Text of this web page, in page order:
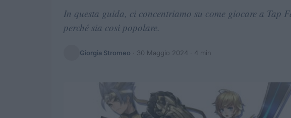
In questa guida, ci concentriamo su come giocare a Tap
perché sia così popolare.
Giorgia Stromeo · 30 Maggio 2024 · 4 min